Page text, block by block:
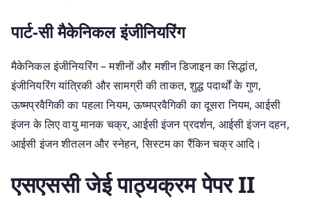
पार्ट-सी मैकेनिकल इंजीनियरिंग
मैकेनिकल इंजीनियरिंग – मशीनों और मशीन डिजाइन का सिद्धांत,
इंजीनियरिंग यांत्रिकी और सामग्री की ताकत, शुद्ध पदार्थों के गुण,
ऊष्मप्रवैगिकी का पहला नियम, ऊष्मप्रवैगिकी का दूसरा नियम, आईसी
इंजन के लिए वायु मानक चक्र, आईसी इंजन प्रदर्शन, आईसी इंजन दहन,
आईसी इंजन शीतलन और स्नेहन, सिस्टम का रैंकिन चक्र आदि।
एसएससी जेई पाठ्यक्रम पेपर II